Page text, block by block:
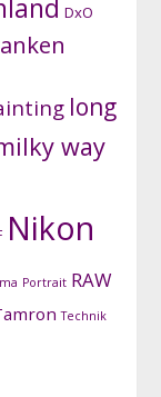
DxO
long
way
Nikon
Portrait RAW
Technik